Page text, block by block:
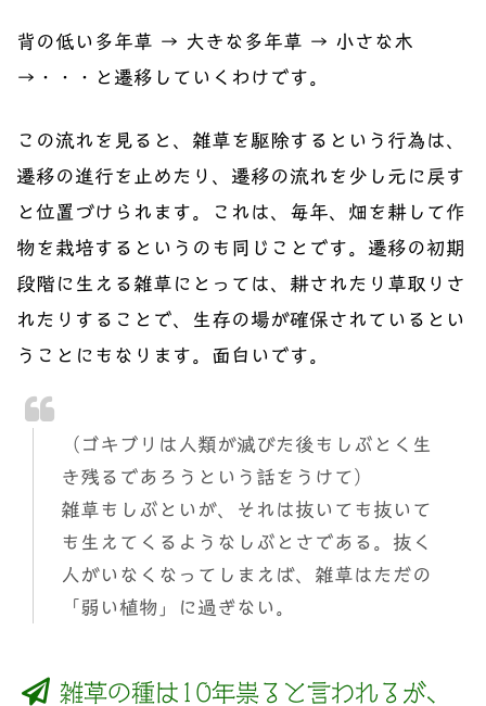
背の低い多年草 → 大きな多年草 → 小さな木
→・・・と遷移していくわけです。
この流れを見ると、雑草を駆除するという行為は、
遷移の進行を止めたり、遷移の流れを少し元に戻す
と位置づけられます。これは、毎年、畑を耕して作
物を栽培するというのも同じことです。遷移の初期
段階に生える雑草にとっては、耕されたり草取りさ
れたりすることで、生存の場が確保されているとい
うことにもなります。面白いです。
（ゴキブリは人類が滅びた後もしぶとく生
き残るであろうという話をうけて）
雑草もしぶといが、それは抜いても抜いて
も生えてくるようなしぶとさである。抜く
人がいなくなってしまえば、雑草はただの
「弱い植物」に過ぎない。
雑草の種は10年祟ると言われるが、